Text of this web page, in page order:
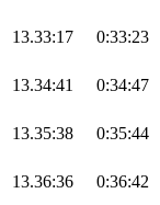
13.33:17 0:33:23
13.34:41 0:34:47
13.35:38 0:35:44
13.36:36 0:36:42